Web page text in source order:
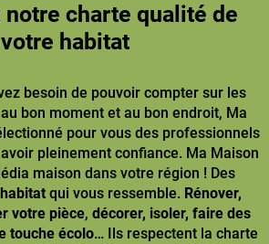
notre charte qualité de
votre habitat
besoin de pouvoir compter sur les
bon moment et au bon endroit, Ma
pour vous des professionnels
pleinement confiance. Ma Maison
maison dans votre région ! Des
qui vous ressemble. Rénover,
votre pièce, décorer, isoler, faire des
touche écolo… Ils respectent la charte